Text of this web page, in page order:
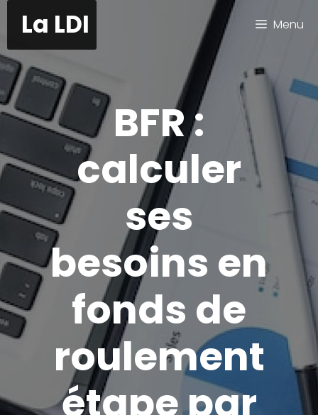
contenu
La LDI Menu
BFR :
calculer
ses
besoins en
fonds de
roulement
étape par